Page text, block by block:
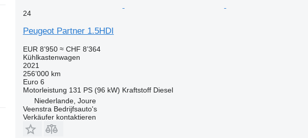
24
Peugeot Partner 1.5HDI
EUR 8’950 ≈ CHF 8’364
Kühlkastenwagen
2021
256’000 km
Euro 6
Motorleistung 131 PS (96 kW) Kraftstoff Diesel
Niederlande, Joure
Veenstra Bedrijfsauto's
Verkäufer kontaktieren